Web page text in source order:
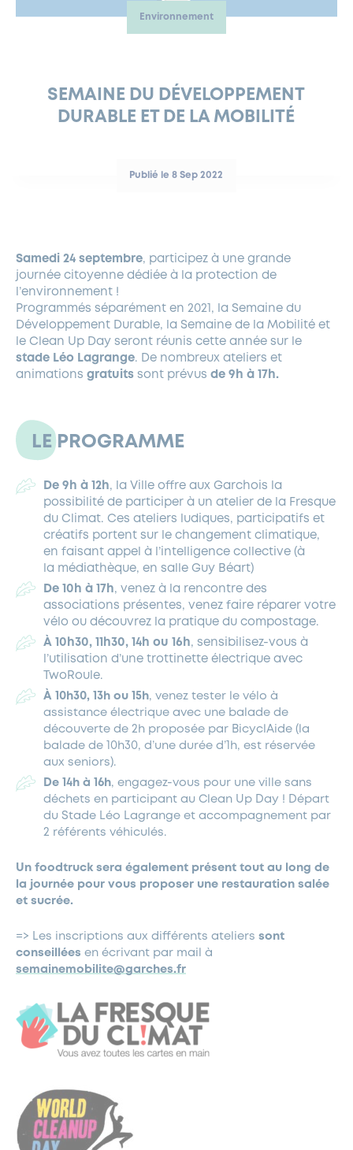
EAU POTABLE ET ASSAINISSEMENT
DÉCLARATION DE CATASTROPHE NATURELLE
LOCATION DE SALLES
INFORMATIONS PRATIQUES
SUBVENTIONS
PANNEAUX D’AFFICHAGE LIBRE
GRÖBENZELL
DÉVELOPPEMENT DURABLE
DEMANDE D’ABATTAGE
GESTION DU PATRIMOINE ARBORÉ
Environnement
SEMAINE DU DÉVELOPPEMENT
DURABLE ET DE LA MOBILITÉ
Publié le 8 Sep 2022
Samedi 24 septembre, participez à une grande
journée citoyenne dédiée à la protection de
l’environnement !
Programmés séparément en 2021, la Semaine du
Développement Durable, la Semaine de la Mobilité et
le Clean Up Day seront réunis cette année sur le
stade Léo Lagrange. De nombreux ateliers et
animations gratuits sont prévus de 9h à 17h.
LE PROGRAMME
De 9h à 12h, la Ville offre aux Garchois la
possibilité de participer à un atelier de la Fresque
du Climat. Ces ateliers ludiques, participatifs et
créatifs portent sur le changement climatique,
en faisant appel à l’intelligence collective (à
la médiathèque, en salle Guy Béart)
De 10h à 17h, venez à la rencontre des
associations présentes, venez faire réparer votre
vélo ou découvrez la pratique du compostage.
À 10h30, 11h30, 14h ou 16h, sensibilisez-vous à
l’utilisation d’une trottinette électrique avec
TwoRoule.
À 10h30, 13h ou 15h, venez tester le vélo à
assistance électrique avec une balade de
découverte de 2h proposée par BicyclAide (la
balade de 10h30, d’une durée d’1h, est réservée
aux seniors).
De 14h à 16h, engagez-vous pour une ville sans
déchets en participant au Clean Up Day ! Départ
du Stade Léo Lagrange et accompagnement par
2 référents véhiculés.
Un foodtruck sera également présent tout au long de
la journée pour vous proposer une restauration salée
et sucrée.
=> Les inscriptions aux différents ateliers sont
conseillées en écrivant par mail à
semainemobilite@garches.fr